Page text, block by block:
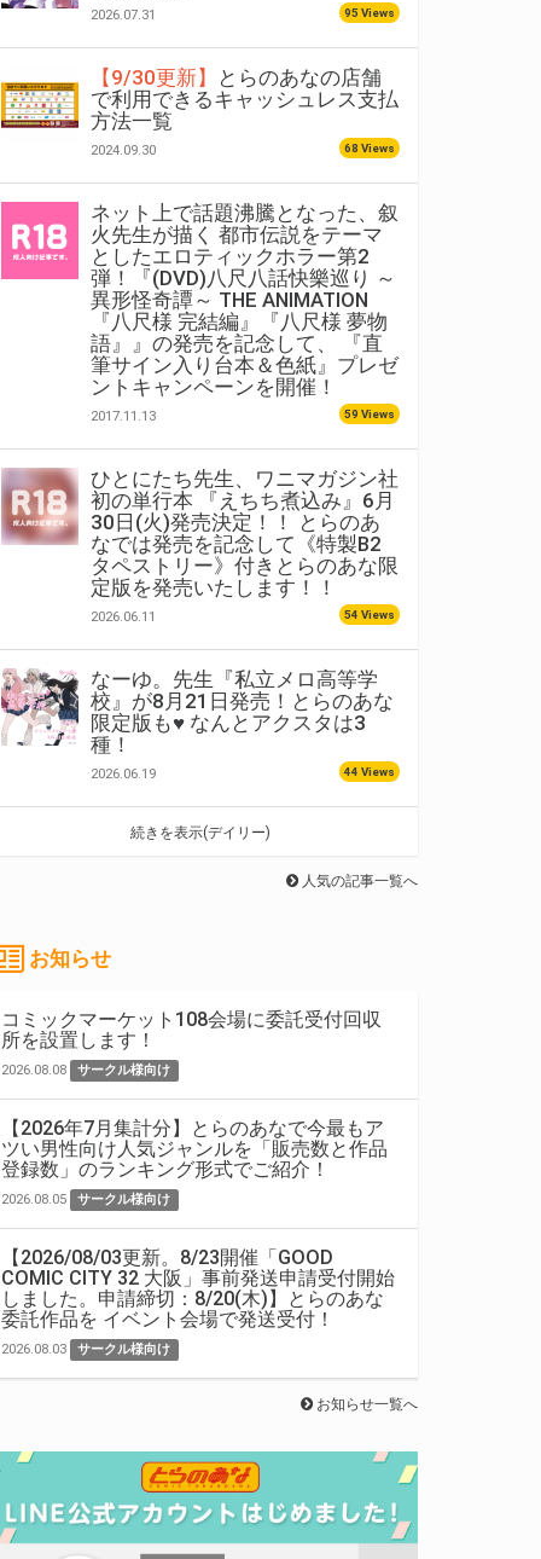
2026.07.31 95 Views
【9/30更新】
とらのあなの店舗
で利用できるキャッシュレス支払
方法一覧
2024.09.30 68 Views
ネット上で話題沸騰となった、叙
火先生が描く 都市伝説をテーマ
としたエロティックホラー第2
弾！『(DVD)八尺八話快樂巡り ～
異形怪奇譚～ THE ANIMATION
『八尺様 完結編』『八尺様 夢物
語』』の発売を記念して、 『直
筆サイン入り台本＆色紙』プレゼ
ントキャンペーンを開催！
2017.11.13 59 Views
ひとにたち先生、ワニマガジン社
初の単行本 『えちち煮込み』6月
30日(火)発売決定！！ とらのあ
なでは発売を記念して《特製B2
タペストリー》付きとらのあな限
定版を発売いたします！！
2026.06.11 54 Views
なーゆ。先生『私立メロ高等学
校』が8月21日発売！とらのあな
限定版も♥ なんとアクスタは3
種！
2026.06.19 44 Views
続きを表示(デイリー)
人気の記事一覧へ
お知らせ
コミックマーケット108会場に委託受付回収
所を設置します！
2026.08.08 サークル様向け
【2026年7月集計分】とらのあなで今最もア
ツい男性向け人気ジャンルを「販売数と作品
登録数」のランキング形式でご紹介！
2026.08.05 サークル様向け
【2026/08/03更新。8/23開催「GOOD
COMIC CITY 32 大阪」事前発送申請受付開始
しました。申請締切：8/20(木)】とらのあな
委託作品を イベント会場で発送受付！
2026.08.03 サークル様向け
お知らせ一覧へ